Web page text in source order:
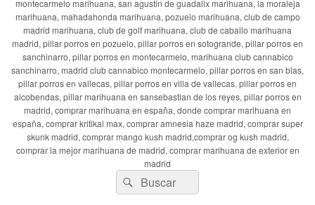
montecarmelo marihuana, san agustin de guadalix marihuana, la moraleja
marihuana, mahadahonda marihuana, pozuelo marihuana, club de campo
madrid marihuana, club de golf marihuana, club de caballo marihuana
madrid, pillar porros en pozuelo, pillar porros en sotogrande, pillar porros en
sanchinarro, pillar porros en montecarmelo, marihuana club cannabico
sanchinarro, madrid club cannabico montecarmelo, pillar porros en san blas,
pillar porros en vallecas, pillar porros en villa de vallecas, pillar porros en
alcobendas, pillar marihuana en sansebastian de los reyes, pillar porros en
madrid, comprar marihuana en españa, donde comprar marihuana en
españa, comprar kritikal max, comprar amnesia haze madrid, comprar super
skunk madrid, comprar mango kush madrid,comprar og kush madrid,
comprar la mejor marihuana de madrid, comprar marihuana de exterior en
madrid
Buscar
por:
Buscar